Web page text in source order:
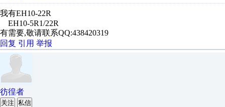
我有EH10-22R
EH10-5R1/22R
有需要,敬请联系QQ:438420319
回复 引用 举报
彷徨者
关注 私信